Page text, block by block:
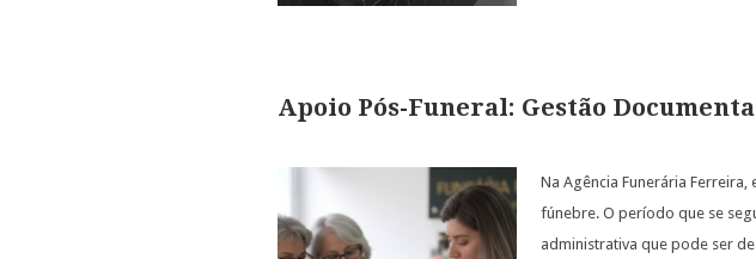
Apoio Pós-Funeral: Gestão
Na Agência Funerária
fúnebre. O período que se
administrativa que pode ser